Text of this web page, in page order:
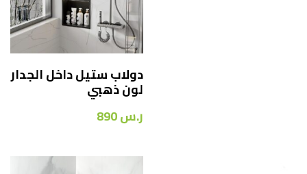
دولاب ستيل داخل الجدار
لون ذهبي
ر.س890